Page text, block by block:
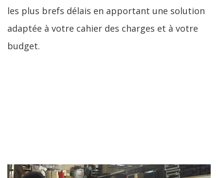
les plus brefs délais en apportant une solution
adaptée à votre cahier des charges et à votre
budget.